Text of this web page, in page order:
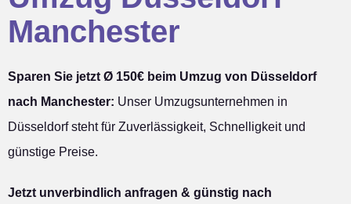
Manchester
Sparen Sie jetzt Ø 150€ beim Umzug von Düsseldorf
nach Manchester: Unser Umzugsunternehmen in
Düsseldorf steht für Zuverlässigkeit, Schnelligkeit und
günstige Preise.
Jetzt unverbindlich anfragen & günstig nach